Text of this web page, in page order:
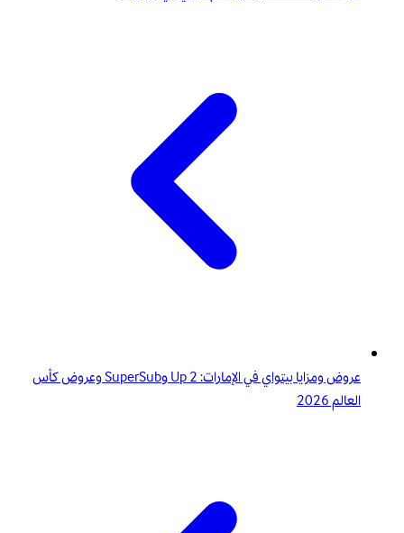
عروض ومزايا بيتواي في الإمارات: 2 Up وSuperSub وعروض كأس
العالم 2026